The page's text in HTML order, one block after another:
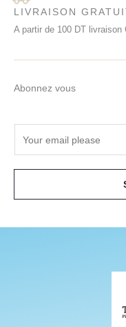
LIVRAISON
A partir de 100 DT
Abonnez vous